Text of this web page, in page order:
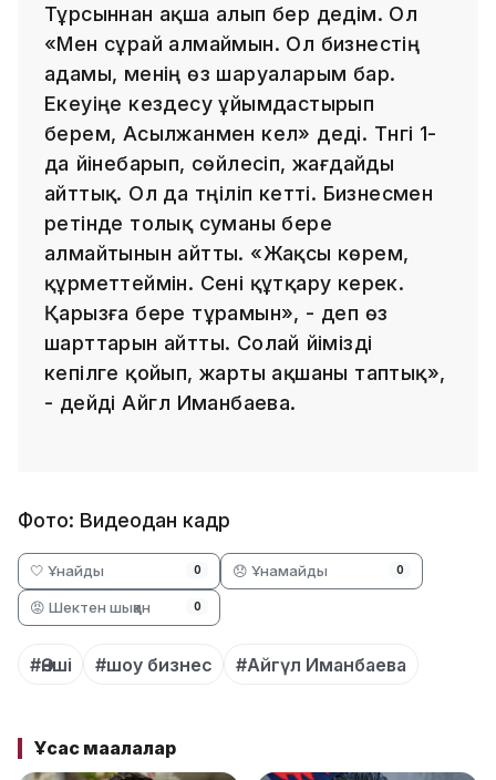
Тұрсыннан ақша алып бер дедім. Ол
«Мен сұрай алмаймын. Ол бизнестің
адамы, менің өз шаруаларым бар.
Екеуіңе кездесу ұйымдастырып
берем, Асылжанмен кел» деді. Түнгі 1-
да үйінебарып, сөйлесіп, жағдайды
айттық. Ол да түңіліп кетті. Бизнесмен
ретінде толық суманы бере
алмайтынын айтты. «Жақсы көрем,
құрметтеймін. Сені құтқару керек.
Қарызға бере тұрамын», - деп өз
шарттарын айтты. Солай үйімізді
кепілге қойып, жарты ақшаны таптық»,
- дейді Айгүл Иманбаева.
Фото: Видеодан кадр
🤍 Ұнайды 0 😞 Ұнамайды 0
😡 Шектен шыққан 0
#Әнші #шоу бизнес #Айгүл Иманбаева
Ұқсас мақалалар